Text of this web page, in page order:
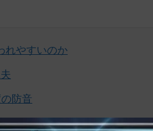
れやすいのか
防音
円〜）